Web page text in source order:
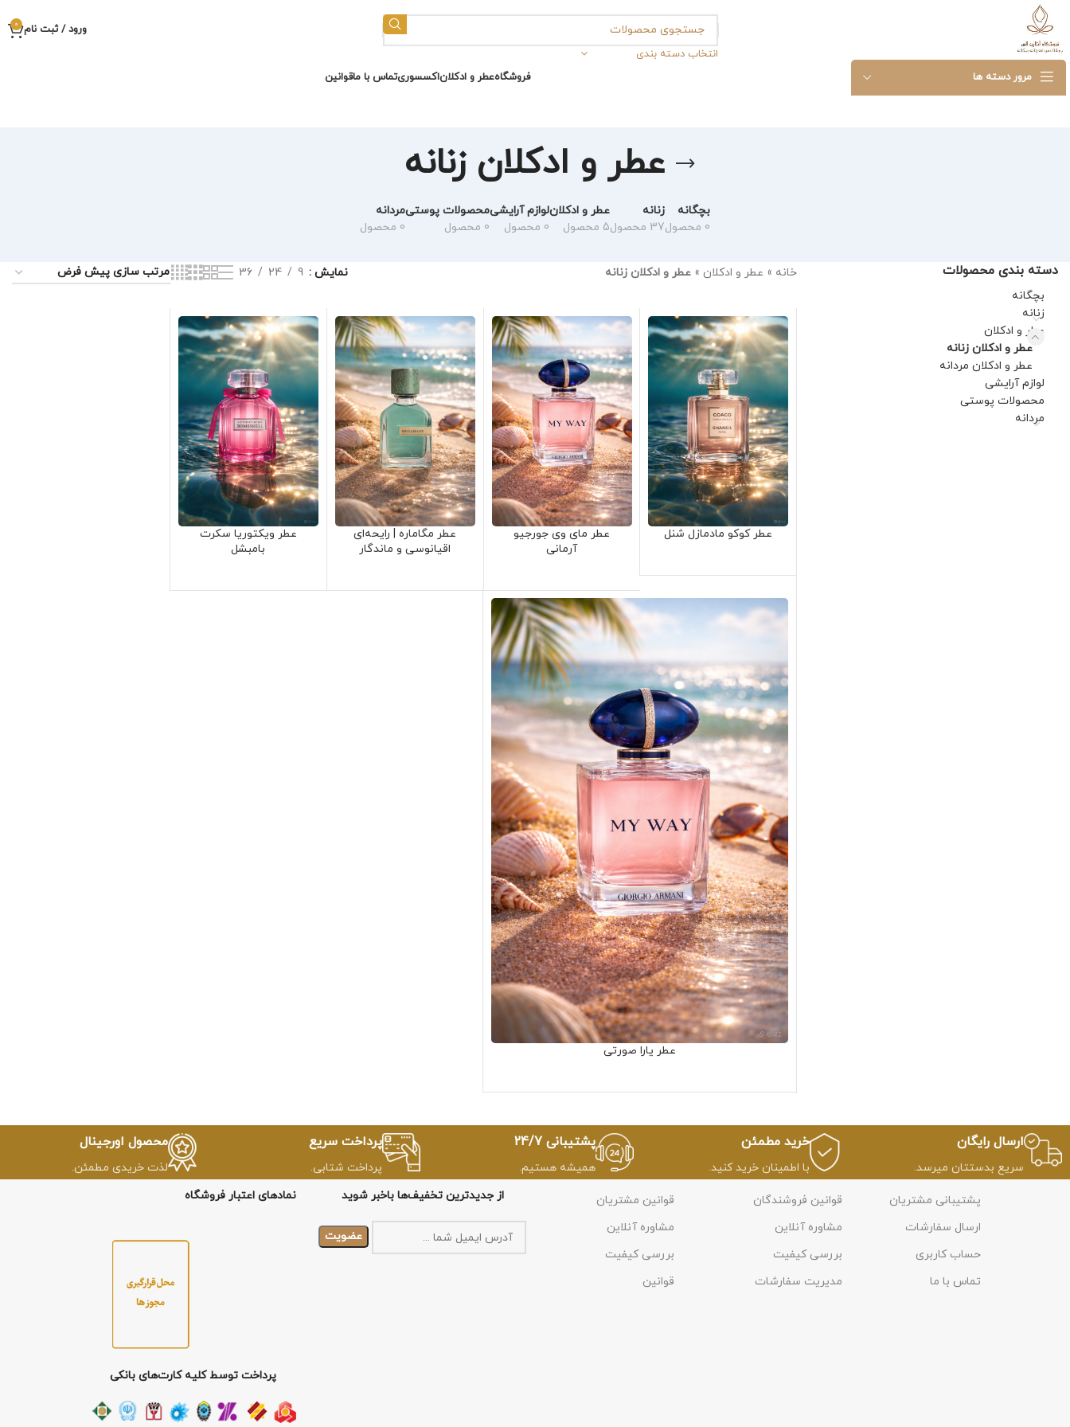
انتخاب دسته بندی
ورود / ثبت نام 0
مرور دسته ها فروشگاهعطر و ادکلاناکسسوریتماس با ماقوانین
عطر و ادکلان زنانه
بچگانه
0 محصول
زنانه
37 محصول
عطر و ادکلان
5 محصول
لوازم آرایشی
0 محصول
محصولات پوستی
0 محصول
مردانه
0 محصول
دسته بندی محصولات
بچگانه
زنانه
عطر و ادکلان
عطر و ادکلان زنانه
عطر و ادکلان مردانه
لوازم آرایشی
محصولات پوستی
مردانه
خانه » عطر و ادکلان »عطر و ادکلان زنانه نمایش 9
24
36
عطر کوکو مادمازل شنل
عطر مای وی جورجیو
آرمانی
عطر مگاماره | رایحه‌ای
اقیانوسی و ماندگار
عطر ویکتوریا سکرت
بامبشل
عطر یارا صورتی
ارسال رایگان
سریع بدستتان میرسد.
خرید مطمئن
با اطمینان خرید کنید.
پشتیبانی 24/7
همیشه هستیم.
پرداخت سریع
پرداخت شتابی.
محصول اورجینال
لذت خریدی مطمئن.
پشتیبانی مشتریان
ارسال سفارشات
حساب کاربری
تماس با ما
قوانین فروشندگان
مشاوره آنلاین
بررسی کیفیت
مدیریت سفارشات
قوانین مشتریان
مشاوره آنلاین
بررسی کیفیت
قوانین
از جدیدترین تخفیف‌ها باخبر شوید نمادهای اعتبار فروشگاه
پرداخت توسط کلیه کارت‌های بانکی